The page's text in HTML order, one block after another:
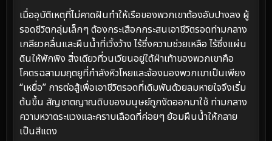
เมื่ออุบัติเหตุที่ไม่คาดฝันทำให้เรือของพวกเขาต้องอับปางลง ผู้
รอดชีวิตกลุ่มเล็กๆ ต้องกระเสือกกระสนเอาชีวิตรอดท่ามกลาง
เกลียวคลื่นและผืนน้ำที่เวิ้งว้าง ไร้ซึ่งความช่วยเหลือ ไร้ซึ่งแผ่น
ดินให้พักพิง สิ่งเดียวที่วนเวียนอยู่ใต้ฝ่าเท้าของพวกเขาคือ
โคตรฉลามมฤตยูที่กำลังหิวโหยและจ้องมองพวกเขาเป็นเพียง
“เหยื่อ” การต่อสู้เพื่อเอาชีวิตรอดที่เดิมพันด้วยลมหายใจจึงเริ่ม
ต้นขึ้น สัญชาตญาณดิบของมนุษย์ถูกงัดออกมาใช้ ท่ามกลาง
ความหวาดระแวงและคราบเลือดที่ค่อยๆ ย้อมผืนน้ำให้กลาย
เป็นสีแดง